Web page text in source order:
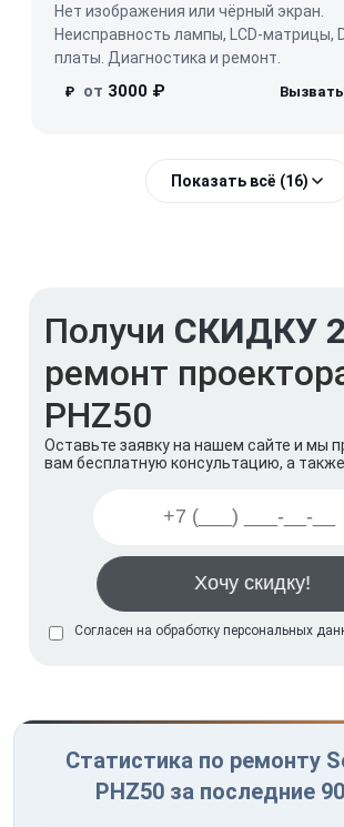
Нет изображения или чёрный экран.
Неисправность лампы, LCD-матрицы,
платы. Диагностика и ремонт.
₽ от 3000 ₽
Показать всё (16)
Получи СКИДКУ
ремонт
PHZ50
Оставьте заявку на нашем сайте и мы
вам бесплатную консультацию, а также
Согласен на обработку персональных
Статистика по ремонту
PHZ50 за последние